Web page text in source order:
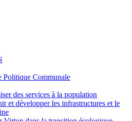
Politique Communale
des services à la population
et développer les infrastructures et le